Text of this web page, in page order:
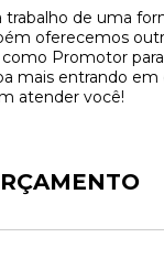
trabalho de uma
oferecemos
Promotor
mais entrando
atender você!